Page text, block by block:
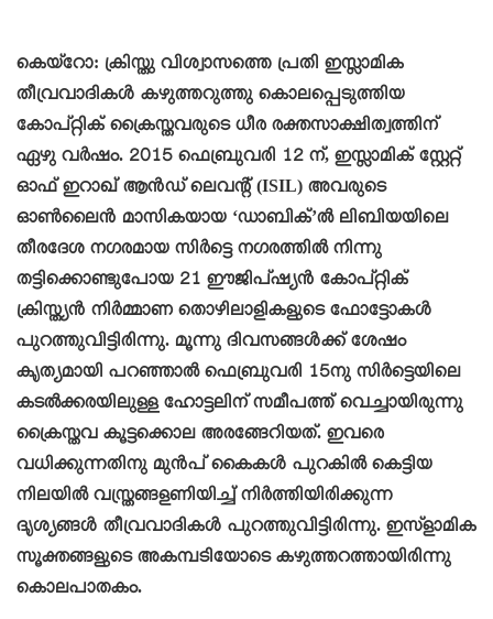
കെയ്റോ: ക്രിസ്തു വിശ്വാസത്തെ പ്രതി ഇസ്ലാമിക
തീവ്രവാദികള്‍ കഴുത്തറുത്തു കൊലപ്പെടുത്തിയ
കോപ്റ്റിക് ക്രൈസ്തവരുടെ ധീര രക്തസാക്ഷിത്വത്തിന്
ഏഴു വര്‍ഷം. 2015 ഫെബ്രുവരി 12 ന്, ഇസ്ലാമിക് സ്റ്റേറ്റ്
ഓഫ് ഇറാഖ് ആൻഡ് ലെവന്റ് (ISIL) അവരുടെ
ഓൺലൈൻ മാസികയായ ‘ഡാബിക്’ല്‍ ലിബിയയിലെ
തീരദേശ നഗരമായ സിര്‍ട്ടെ നഗരത്തിൽ നിന്നു
തട്ടിക്കൊണ്ടുപോയ 21 ഈജിപ്ഷ്യൻ കോപ്റ്റിക്
ക്രിസ്ത്യൻ നിർമ്മാണ തൊഴിലാളികളുടെ ഫോട്ടോകൾ
പുറത്തുവിട്ടിരിന്നു. മൂന്നു ദിവസങ്ങള്‍ക്ക് ശേഷം
കൃത്യമായി പറഞ്ഞാല്‍ ഫെബ്രുവരി 15നു സിര്‍ട്ടെയിലെ
കടല്‍ക്കരയിലുള്ള ഹോട്ടലിന് സമീപത്ത് വെച്ചായിരുന്നു
ക്രൈസ്തവ കൂട്ടക്കൊല അരങ്ങേറിയത്. ഇവരെ
വധിക്കുന്നതിനു മുൻപ് കൈകൾ പുറകിൽ കെട്ടിയ
നിലയിൽ വസ്ത്രങ്ങളണിയിച്ച് നിര്‍ത്തിയിരിക്കുന്ന
ദൃശ്യങ്ങള്‍ തീവ്രവാദികൾ പുറത്തുവിട്ടിരിന്നു. ഇസ്ളാമിക
സൂക്തങ്ങളുടെ അകമ്പടിയോടെ കഴുത്തറത്തായിരിന്നു
കൊലപാതകം.